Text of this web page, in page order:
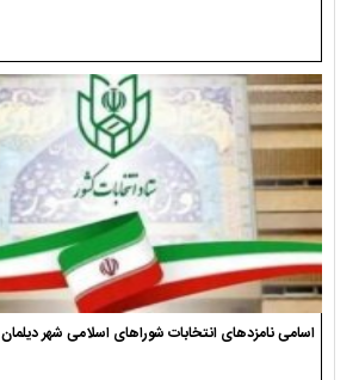
اسامی نامزدهای انتخابات شوراهای اسلامی شهر دیلمان